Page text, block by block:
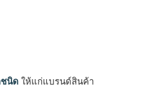
ชนิด ให้แก่แบรนด์สินค้า